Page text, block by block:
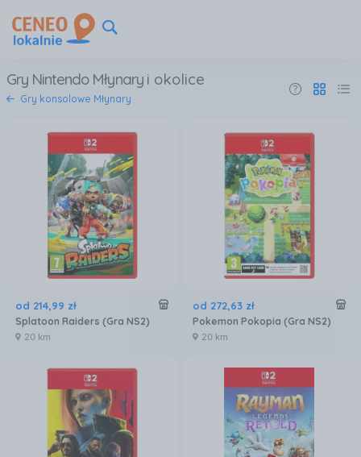
Gry Nintendo Młynary i okolice
Gry konsolowe Młynary
od 214,99 zł
Splatoon Raiders (Gra NS2)
20 km
od 272,63 zł
Pokemon Pokopia (Gra NS2)
20 km